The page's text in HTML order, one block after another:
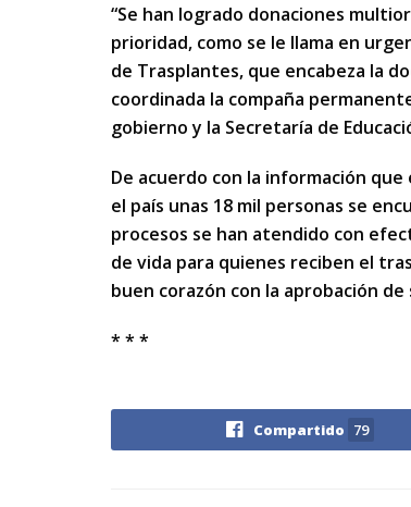
“Se han logrado donaciones
prioridad, como se le llama en
de Trasplantes, que encabeza la
coordinada la compaña
gobierno y la Secretaría de
De acuerdo con la información
el país unas 18 mil personas se
procesos se han atendido con
de vida para quienes reciben el
buen corazón con la aprobación de
* * *
Compartido 79